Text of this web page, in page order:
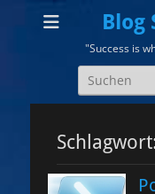
Blog
"Success is
Suchen
nach: